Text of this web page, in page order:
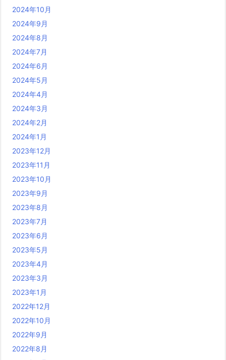
2024年10月
2024年9月
2024年8月
2024年7月
2024年6月
2024年5月
2024年4月
2024年3月
2024年2月
2024年1月
2023年12月
2023年11月
2023年10月
2023年9月
2023年8月
2023年7月
2023年6月
2023年5月
2023年4月
2023年3月
2023年1月
2022年12月
2022年10月
2022年9月
2022年8月